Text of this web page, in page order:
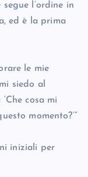
l’ordine in
ed è la prima
le mie
siedo al
cosa mi
momento?’”
iniziali per